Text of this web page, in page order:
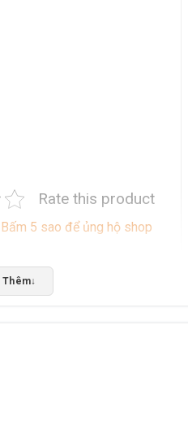
Rate this product
Bấm 5 sao để ủng hộ shop
Thêm↓